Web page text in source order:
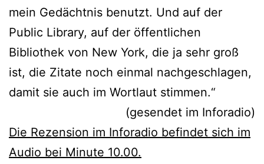
mein Gedächtnis benutzt. Und auf der
Public Library, auf der öffentlichen
Bibliothek von New York, die ja sehr groß
ist, die Zitate noch einmal nachgeschlagen,
damit sie auch im Wortlaut stimmen.“
(gesendet im Inforadio)
Die Rezension im Inforadio befindet sich im
Audio bei Minute 10.00.